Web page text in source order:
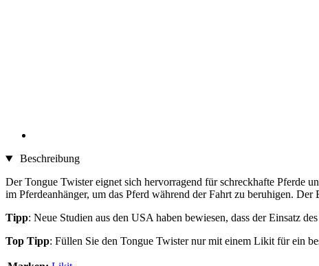
Beschreibung
Der Tongue Twister eignet sich hervorragend für schreckhafte Pferde
im Pferdeanhänger, um das Pferd während der Fahrt zu beruhigen.
Tipp: Neue Studien aus den USA haben bewiesen, dass der Einsatz
Top Tipp: Füllen Sie den Tongue Twister nur mit einem Likit für ein